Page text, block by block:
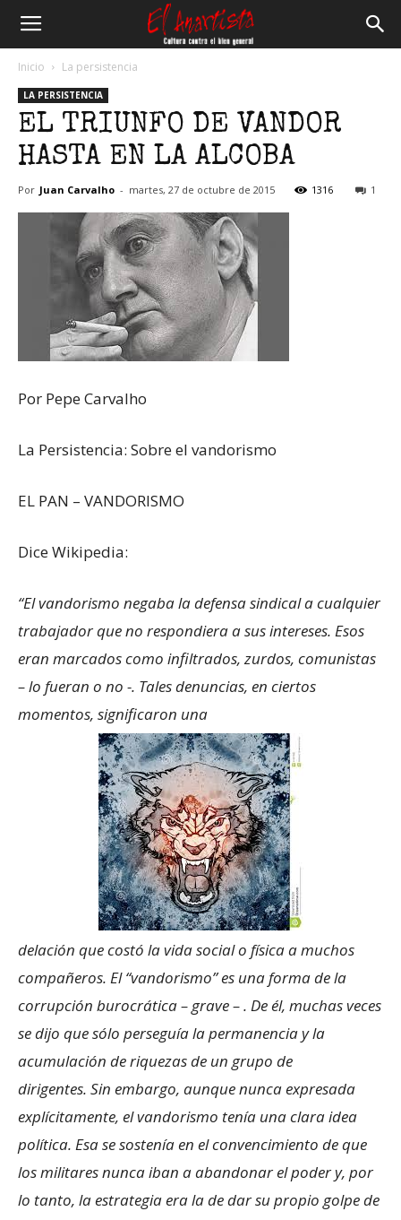
Anartista
Inicio La persistencia
LA PERSISTENCIA
EL TRIUNFO DE VANDOR
HASTA EN LA ALCOBA
Por Juan Carvalho - martes, 27 de octubre de 2015 1316 1
Por Pepe Carvalho
La Persistencia: Sobre el vandorismo
EL PAN – VANDORISMO
Dice Wikipedia:
“El vandorismo negaba la defensa sindical a cualquier
trabajador que no respondiera a sus intereses. Esos
eran marcados como infiltrados, zurdos, comunistas
– lo fueran o no -. Tales denuncias, en ciertos
momentos, significaron una
delación que costó la vida social o física a muchos
compañeros. El “vandorismo” es una forma de la
corrupción burocrática – grave – . De él, muchas veces
se dijo que sólo perseguía la permanencia y la
acumulación de riquezas de un grupo de
dirigentes. Sin embargo, aunque nunca expresada
explícitamente, el vandorismo tenía una clara idea
política. Esa se sostenía en el convencimiento de que
los militares nunca iban a abandonar el poder y, por
lo tanto, la estrategia era la de dar su propio golpe de